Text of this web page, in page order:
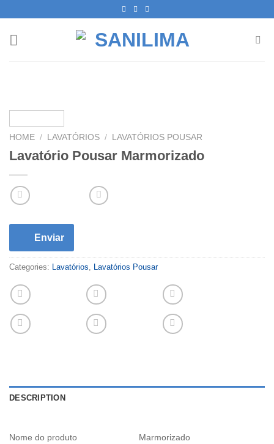
content
HOME / LAVATÓRIOS / LAVATÓRIOS POUSAR
Lavatório Pousar Marmorizado
Enviar
Categories: Lavatórios, Lavatórios Pousar
DESCRIPTION
Nome do produto Marmorizado